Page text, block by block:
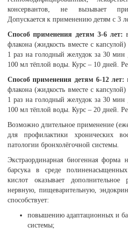
консервантов, не вызывает
Допускается к применению детям с 3
Способ применения детям 3-6 лет:
флакона (жидкость вместе с
1 раз на голодный желудок за 30 мин
100 мл тёплой воды. Курс – 10 дней.
Способ применения детям 6-12 лет:
флакона (жидкость вместе с
1 раз на голодный желудок за 30 мин
100 мл тёплой воды. Курс – 20 дней.
Возможно длительное применение
для профилактики хронических
патологии бронхолёгочной системы.
Экстраординарная биогенная форма
барсука в среде
кислот оказывает дополнительное
нервную, пищеварительную,
способствует:
повышению адаптационных и
системы;